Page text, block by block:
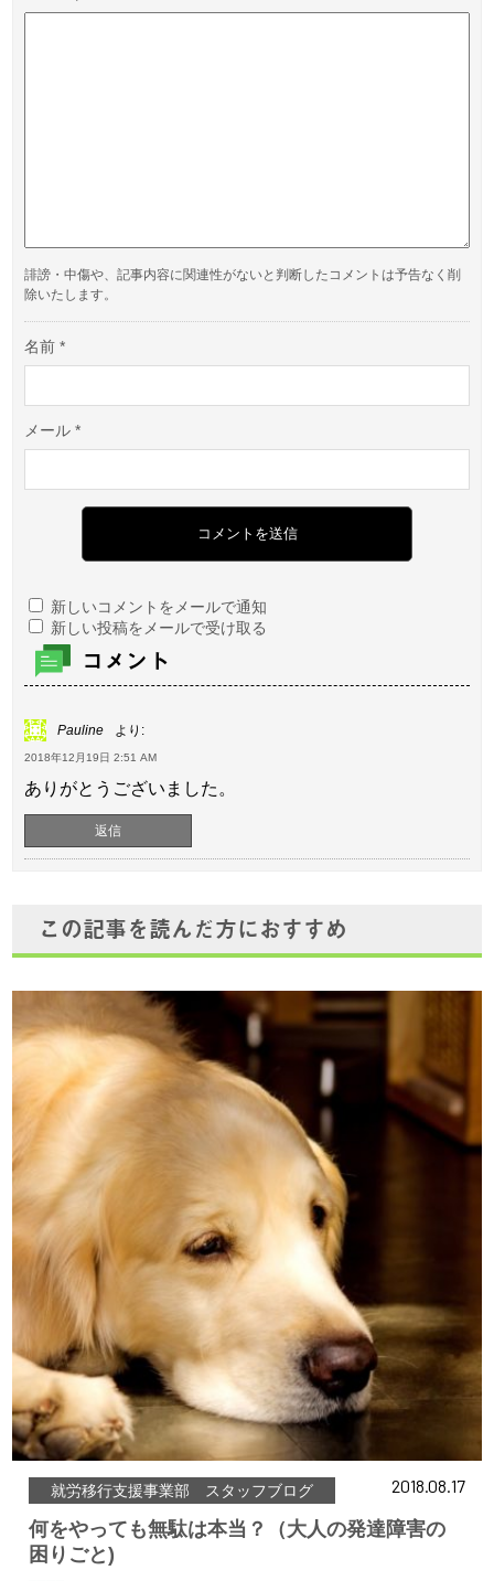
誹謗・中傷や、記事内容に関連性がないと判断したコメントは予告なく削
除いたします。
名前*
メール*
新しいコメントをメールで通知
新しい投稿をメールで受け取る
コメント
Pauline より:
2018年12月19日 2:51 AM
ありがとうございました。
返信
この記事を読んだ方におすすめ
就労移行支援事業部 スタッフブログ 2018.08.17
何をやっても無駄は本当？（大人の発達障害の
困りごと)